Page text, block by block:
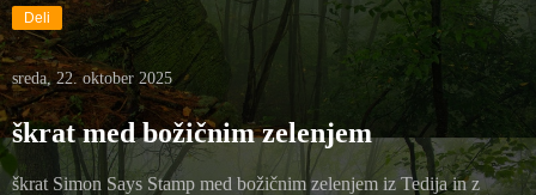
Deli
sreda, 22. oktober 2025
škrat med božičnim zelenjem
škrat Simon Says Stamp med božičnim zelenjem iz Tedija in z